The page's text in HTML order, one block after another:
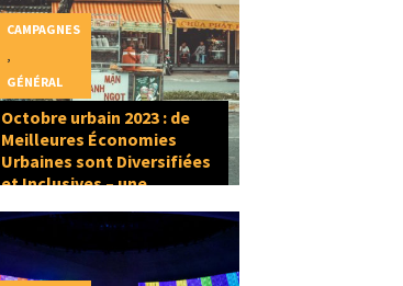
Octobre urbain 2023 : de
Meilleures Économies
Urbaines sont Diversifiées
et Inclusives – une
Ville
CAMPAGNES
GÉNÉRAL